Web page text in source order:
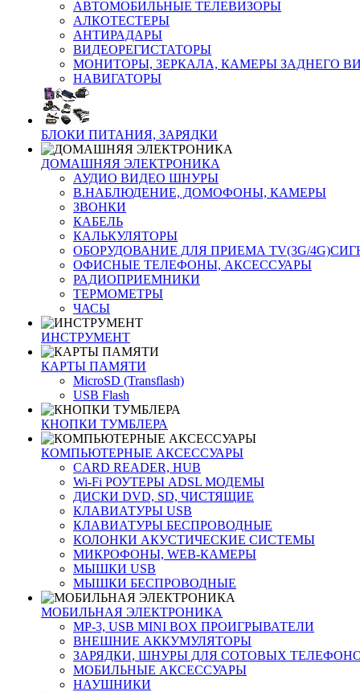
АВТОМОБИЛЬНЫЕ ТЕЛЕВИЗОРЫ
АЛКОТЕСТЕРЫ
АНТИРАДАРЫ
ВИДЕОРЕГИСТАТОРЫ
МОНИТОРЫ, ЗЕРКАЛА, КАМЕРЫ ЗАДНЕГО
НАВИГАТОРЫ
БЛОКИ ПИТАНИЯ, ЗАРЯДКИ
ДОМАШНЯЯ ЭЛЕКТРОНИКА
АУДИО ВИДЕО ШНУРЫ
В.НАБЛЮДЕНИЕ, ДОМОФОНЫ, КАМЕРЫ
ЗВОНКИ
КАБЕЛЬ
КАЛЬКУЛЯТОРЫ
ОБОРУДОВАНИЕ ДЛЯ ПРИЕМА TV(3G/
ОФИСНЫЕ ТЕЛЕФОНЫ, АКСЕССУАРЫ
РАДИОПРИЕМНИКИ
ТЕРМОМЕТРЫ
ЧАСЫ
ИНСТРУМЕНТ
КАРТЫ ПАМЯТИ
MicroSD (Transflash)
USB Flash
КНОПКИ ТУМБЛЕРА
КОМПЬЮТЕРНЫЕ АКСЕССУАРЫ
CARD READER, HUB
Wi-Fi РОУТЕРЫ ADSL МОДЕМЫ
ДИСКИ DVD, SD, ЧИСТЯЩИЕ
КЛАВИАТУРЫ USB
КЛАВИАТУРЫ БЕСПРОВОДНЫЕ
КОЛОНКИ АКУСТИЧЕСКИЕ СИСТЕМЫ
МИКРОФОНЫ, WEB-КАМЕРЫ
МЫШКИ USB
МЫШКИ БЕСПРОВОДНЫЕ
МОБИЛЬНАЯ ЭЛЕКТРОНИКА
MP-3, USB MINI BOX ПРОИГРЫВАТЕЛИ
ВНЕШНИЕ АККУМУЛЯТОРЫ
ЗАРЯДКИ, ШНУРЫ ДЛЯ СОТОВЫХ
МОБИЛЬНЫЕ АКСЕССУАРЫ
НАУШНИКИ